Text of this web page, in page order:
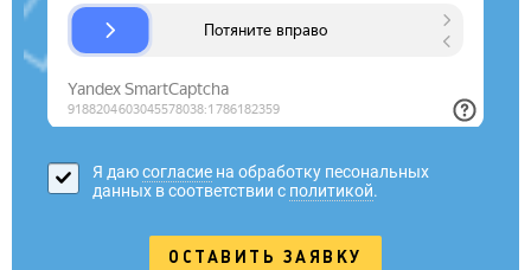
Я даюсогласие на обработку песональных
данных в соответствии с политикой.